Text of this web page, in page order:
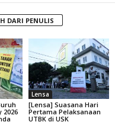
DARI PENULIS
2026
Lensa
[Lensa] Suasana Hari
Pertama Pelaksanaan
UTBK di USK